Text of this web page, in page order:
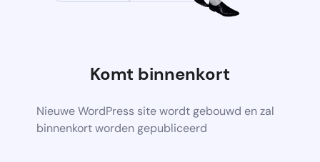
Komt binnenkort
Nieuwe WordPress site wordt gebouwd en zal
binnenkort worden gepubliceerd